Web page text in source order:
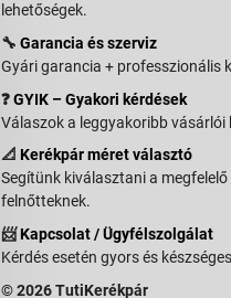
lehetőségek.
🔧 Garancia és szerviz
Gyári garancia + professzionális
❓GYIK – Gyakori kérdések
Válaszok a leggyakoribb vásárlói
📐 Kerékpár méret választó
Segítünk kiválasztani a
felnőtteknek.
📨Kapcsolat / Ügyfélszolgálat
Kérdés esetén gyors és
© 2026 TutiKerékpár